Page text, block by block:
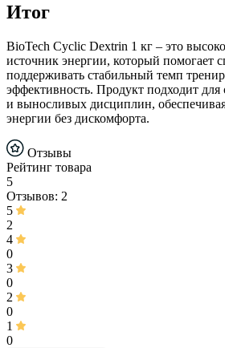
Итог
BioTech Cyclic Dextrin 1 кг – это
источник энергии, который помогает
поддерживать стабильный темп
эффективность. Продукт подходит
и выносливых дисциплин,
энергии без дискомфорта.
Отзывы
Рейтинг товара
5
Отзывов: 2
5
2
4
0
3
0
2
0
1
0